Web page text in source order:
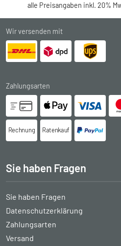
alle Preisangaben inkl. 20%
Wir versenden mit
Zahlungsarten
Rechnung Ratenkauf
Sie haben Fragen
Sie haben Fragen
Datenschutzerklärung
Zahlungsarten
Versand